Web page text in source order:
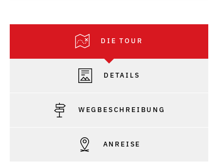
DIE TOUR
DETAILS
WEGBESCHREIBUNG
ANREISE